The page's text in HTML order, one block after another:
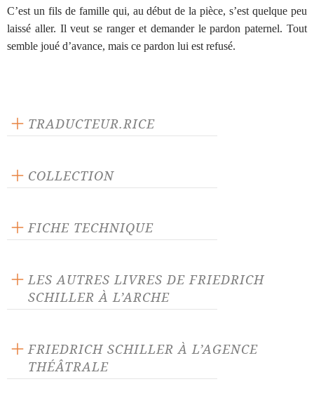
C’est un fils de famille qui, au début de la pièce, s’est quelque peu
laissé aller. Il veut se ranger et demander le pardon paternel. Tout
semble joué d’avance, mais ce pardon lui est refusé.
TRADUCTEUR.RICE
COLLECTION
FICHE TECHNIQUE
180 pages
Prix : 14.00 €
Langue source : allemand
LES AUTRES LIVRES DE FRIEDRICH
SCHILLER À L’ARCHE
FRIEDRICH SCHILLER À L’AGENCE
THÉÂTRALE